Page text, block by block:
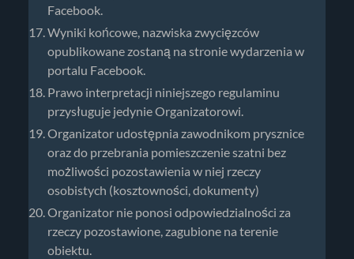
Facebook.
Wyniki końcowe, nazwiska zwycięzców
opublikowane zostaną na stronie wydarzenia w
portalu Facebook.
Prawo interpretacji niniejszego regulaminu
przysługuje jedynie Organizatorowi.
Organizator udostępnia zawodnikom prysznice
oraz do przebrania pomieszczenie szatni bez
możliwości pozostawienia w niej rzeczy
osobistych (kosztowności, dokumenty)
Organizator nie ponosi odpowiedzialności za
rzeczy pozostawione, zagubione na terenie
obiektu.